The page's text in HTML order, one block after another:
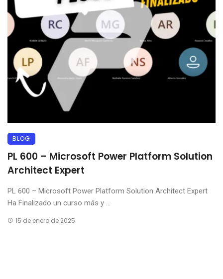
BLOG
PL 600 – Microsoft Power Platform Solution
Architect Expert
PL 600 – Microsoft Power Platform Solution Architect Expert
Ha Finalizado un curso más y ...
15 de enero de 2025